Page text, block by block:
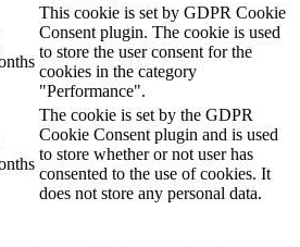
This cookie is set by GDPR Cookie
Consent plugin. The cookie is used
to store the user consent for the
cookies in the category
"Performance".
The cookie is set by the GDPR
Cookie Consent plugin and is used
to store whether or not user has
consented to the use of cookies. It
does not store any personal data.